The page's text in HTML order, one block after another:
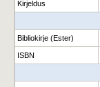
Kirjeldus
Bibliokirje (Ester)
ISBN